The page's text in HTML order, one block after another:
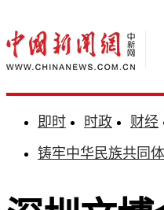
即时 时政 财经
铸牢中华民族共同